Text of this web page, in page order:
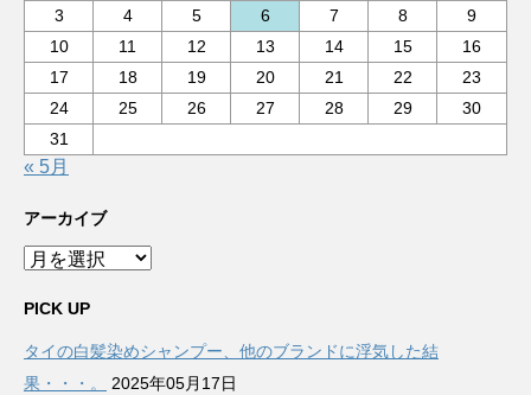
3
4 5 6 7 8
9
10
11 12 13 14 15
16
17
18 19 20 21 22
23
24
25 26 27 28 29
30
31
« 5月
アーカイブ
ア
カ
ブ
PICK UP
タイの白髪染めシャンプー、他のブランドに浮気した結
果・・・。
2025年05月17日